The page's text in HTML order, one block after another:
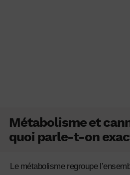
Métabolisme et
quoi parle-t-on
Le métabolisme regroupe